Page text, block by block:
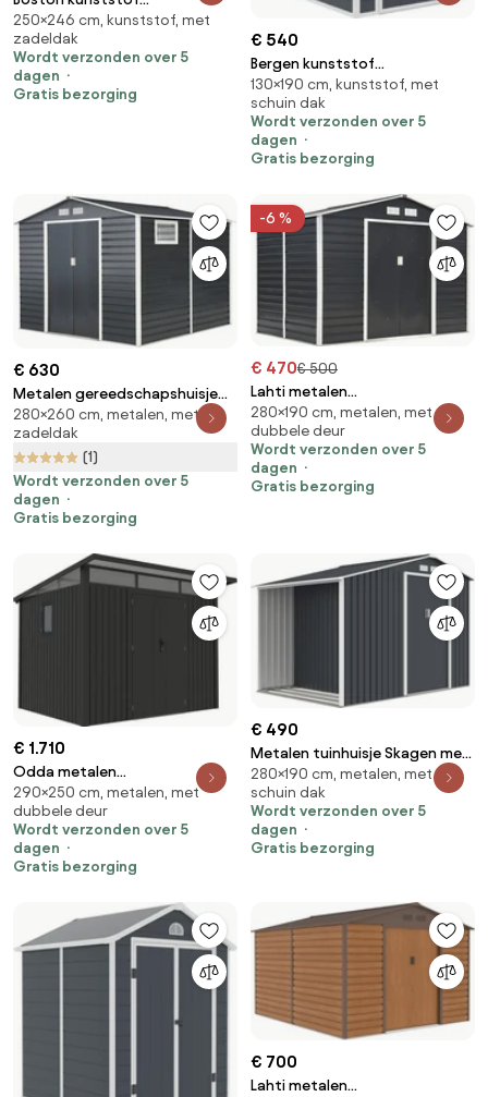
gereedschapshuis 2,5 x 2,46 m
CoverTech grijs
250×246 cm, kunststof, met
zadeldak
Wordt verzonden over 5
dagen
Gratis bezorging
€ 540
Bergen kunststof
gereedschapshuisje 1,3 x 1,9 m
CoverTech antraciet
130×190 cm, kunststof, met
schuin dak
Wordt verzonden over 5
dagen
Gratis bezorging
€ 630
Metalen gereedschapshuisje
Malmo 2,8 x 2,6 m Store Boss
antraciet
280×260 cm, metalen, met
zadeldak
(1)
Wordt verzonden over 5
dagen
Gratis bezorging
-6 %
€ 470€ 500
Lahti metalen
gereedschapshuis 2,8 x 1,9 m
Store Boss antraciet
280×190 cm, metalen, met
dubbele deur
Wordt verzonden over 5
dagen
Gratis bezorging
€ 1.710
Odda metalen
gereedschapshuisje met vloer
2,9 x 2,5 m CoverTech antraciet
290×250 cm, metalen, met
dubbele deur
Wordt verzonden over 5
dagen
Gratis bezorging
€ 490
Metalen tuinhuisje Skagen met
houtopslag 2.8 x 1.9 m Store
Boss antraciet
280×190 cm, metalen, met
schuin dak
Wordt verzonden over 5
dagen
Gratis bezorging
€ 700
Lahti metalen